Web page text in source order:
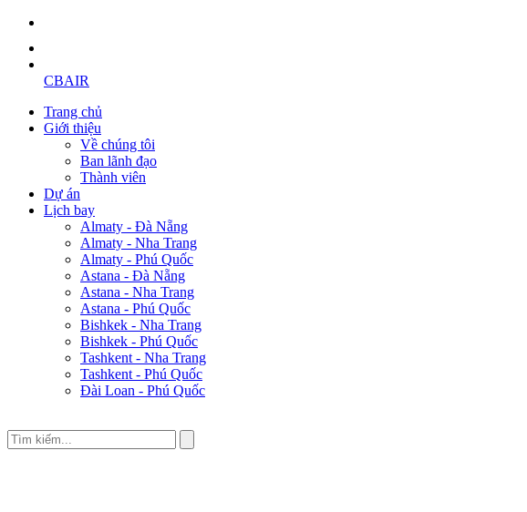
CBAIR
Trang chủ
Giới thiệu
Về chúng tôi
Ban lãnh đạo
Thành viên
Dự án
Lịch bay
Almaty - Đà Nẵng
Almaty - Nha Trang
Almaty - Phú Quốc
Astana - Đà Nẵng
Astana - Nha Trang
Astana - Phú Quốc
Bishkek - Nha Trang
Bishkek - Phú Quốc
Tashkent - Nha Trang
Tashkent - Phú Quốc
Đài Loan - Phú Quốc